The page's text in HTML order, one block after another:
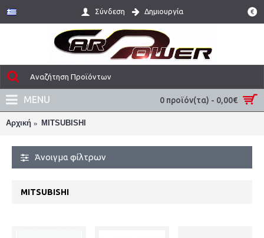
€
Σύνδεση Δημιουργία
0 προϊόν(τα) - 0,00€
MENU
Αρχική MITSUBISHI
Άνοιγμα φίλτρων
MITSUBISHI